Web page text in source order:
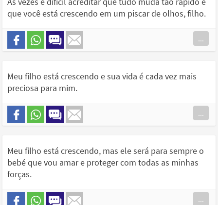
que você está crescendo em um piscar de olhos, filho.
...
Meu filho está crescendo e sua vida é cada vez mais
preciosa para mim.
...
Meu filho está crescendo, mas ele será para sempre o
bebé que vou amar e proteger com todas as minhas
forças.
...